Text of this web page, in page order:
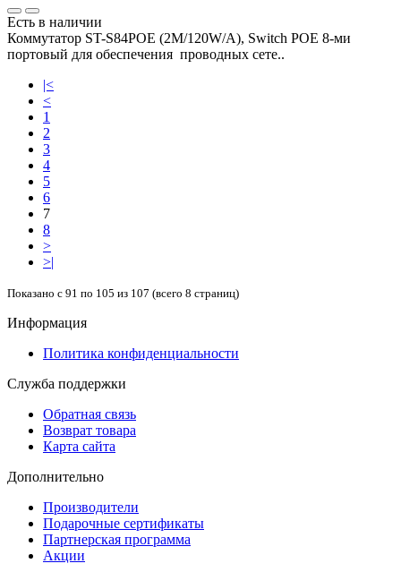
Есть в наличии
Коммутатор ST-S84POE (2M/120W/A), Switch POE 8-ми
портовый для обеспечения проводных сете..
|<
<
1
2
3
4
5
6
7
8
>
>|
Показано с 91 по 105 из 107 (всего 8 страниц)
Информация
Политика конфиденциальности
Служба поддержки
Обратная связь
Возврат товара
Карта сайта
Дополнительно
Производители
Подарочные сертификаты
Партнерская программа
Акции